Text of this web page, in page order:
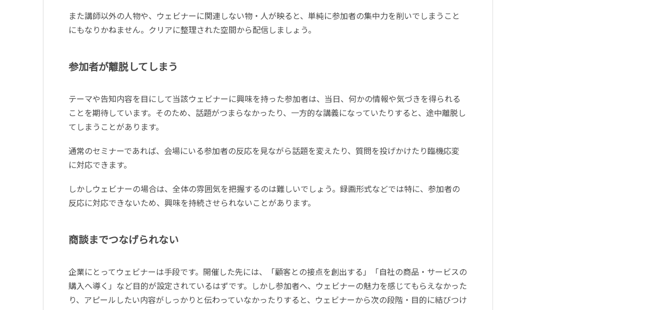
また講師以外の人物や、ウェビナーに関連しない物・人が映ると、単純に参加者の集中力を削いでしまうこと
にもなりかねません。クリアに整理された空間から配信しましょう。
参加者が離脱してしまう
テーマや告知内容を目にして当該ウェビナーに興味を持った参加者は、当日、何かの情報や気づきを得られる
ことを期待しています。そのため、話題がつまらなかったり、一方的な講義になっていたりすると、途中離脱し
てしまうことがあります。
通常のセミナーであれば、会場にいる参加者の反応を見ながら話題を変えたり、質問を投げかけたり臨機応変
に対応できます。
しかしウェビナーの場合は、全体の雰囲気を把握するのは難しいでしょう。録画形式などでは特に、参加者の
反応に対応できないため、興味を持続させられないことがあります。
商談までつなげられない
企業にとってウェビナーは手段です。開催した先には、「顧客との接点を創出する」「自社の商品・サービスの
購入へ導く」など目的が設定されているはずです。しかし参加者へ、ウェビナーの魅力を感じてもらえなかった
り、アピールしたい内容がしっかりと伝わっていなかったりすると、ウェビナーから次の段階・目的に結びつけ